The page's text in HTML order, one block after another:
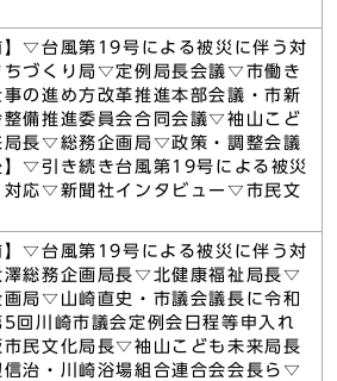
】▽台風第19号による被災に伴う対
づくり局▽定例局長会議▽市働き
事の進め方改革推進本部会議・市新
整備推進委員会合同会議▽袖山こど
局長▽総務企画局▽政策・調整会議
】▽引き続き台風第19号による被災
対応▽新聞社インタビュー▽市民文
】▽台風第19号による被災に伴う対
総務企画局長▽北健康福祉局長▽
画局▽山崎直史・市議会議長に令和
5回川崎市議会定例会日程等申入れ
民文化局長▽袖山こども未来局長
治・川崎浴場組合連合会会長ら▽